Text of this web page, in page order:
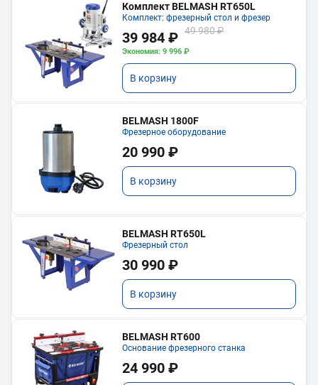
Комплект BELMASH RT650L
Комплект: фрезерный стол и фрезер
39 984 ₽ 49 980 ₽
Экономия: 9 996 ₽
В корзину
BELMASH 1800F
Фрезерное оборудование
20 990 ₽
В корзину
BELMASH RT650L
Фрезерный стол
30 990 ₽
В корзину
BELMASH RT600
Основание фрезерного станка
24 990 ₽